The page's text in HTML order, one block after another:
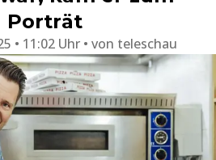
Porträt
• 11:02 Uhr von teleschau